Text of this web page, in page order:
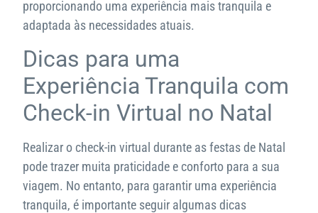
proporcionando uma experiência mais tranquila e
adaptada às necessidades atuais.
Dicas para uma
Experiência Tranquila com
Check-in Virtual no Natal
Realizar o check-in virtual durante as festas de Natal
pode trazer muita praticidade e conforto para a sua
viagem. No entanto, para garantir uma experiência
tranquila, é importante seguir algumas dicas